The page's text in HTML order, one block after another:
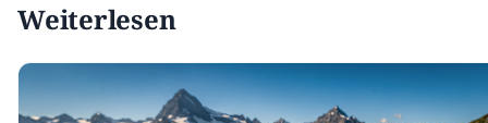
Weiterlesen